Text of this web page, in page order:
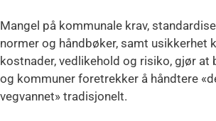
Mangel på kommunale krav,
normer og håndbøker, samt usikkerhet
kostnader, vedlikehold og risiko, gjør at
og kommuner foretrekker å håndtere
vegvannet» tradisjonelt.